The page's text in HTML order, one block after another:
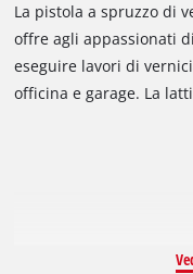
La pistola a spruzzo di
offre agli appassionati
eseguire lavori di
officina e garage. La
alla verticale. Un